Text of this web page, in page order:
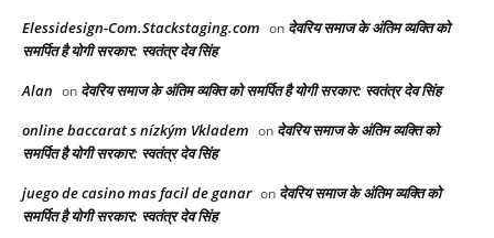
Elessidesign-Com.Stackstaging.com on देवरिय समाज के अंतिम व्यक्ति को
समर्पित है योगी सरकार: स्वतंत्र देव सिंह
Alan on देवरिय समाज के अंतिम व्यक्ति को समर्पित है योगी सरकार: स्वतंत्र देव सिंह
online baccarat s nízkým Vkladem on देवरिय समाज के अंतिम व्यक्ति को
समर्पित है योगी सरकार: स्वतंत्र देव सिंह
juego de casino mas facil de ganar on देवरिय समाज के अंतिम व्यक्ति को
समर्पित है योगी सरकार: स्वतंत्र देव सिंह